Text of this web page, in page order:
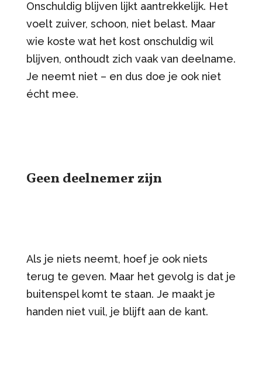
Onschuldig blijven lijkt aantrekkelijk. Het
voelt zuiver, schoon, niet belast. Maar
wie koste wat het kost onschuldig wil
blijven, onthoudt zich vaak van deelname.
Je neemt niet – en dus doe je ook niet
écht mee.
Geen deelnemer zijn
Als je niets neemt, hoef je ook niets
terug te geven. Maar het gevolg is dat je
buitenspel komt te staan. Je maakt je
handen niet vuil, je blijft aan de kant.